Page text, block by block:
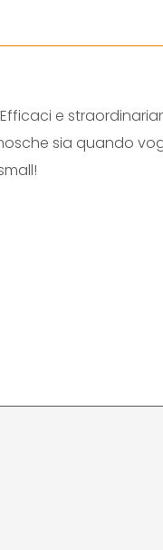
D
U
q
Efficaci e
sia quando